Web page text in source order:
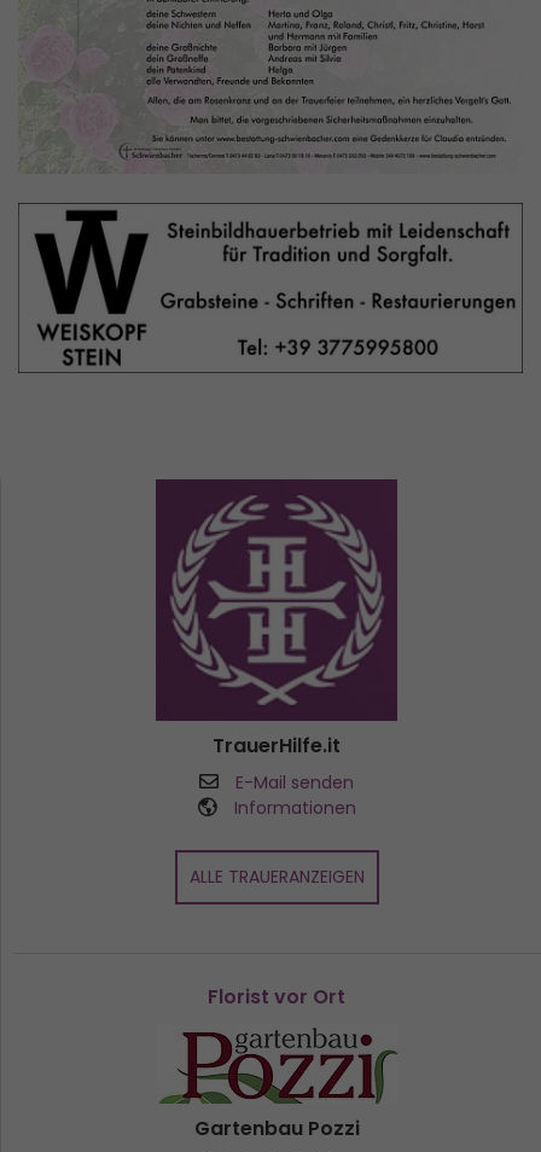
TrauerHilfe.it
E-Mail senden
Informationen
ALLE TRAUERANZEIGEN
Florist vor Ort
Gartenbau Pozzi